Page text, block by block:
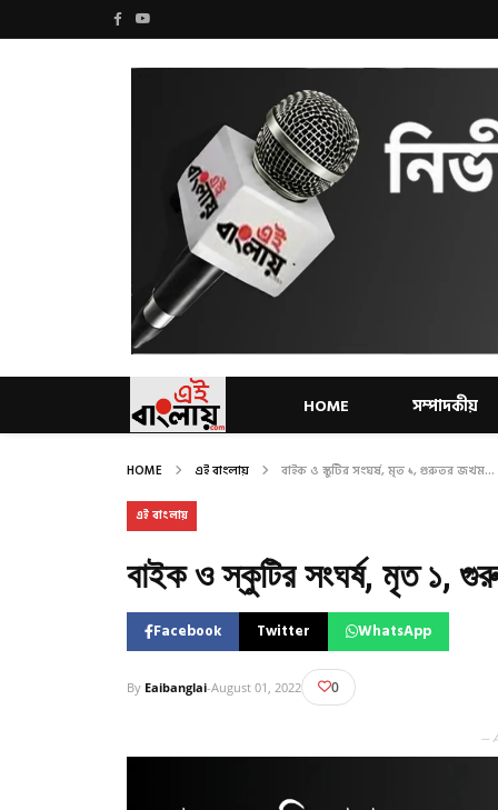
HOME সম্পাদকীয়
HOME এই বাংলায় বাইক ও স্কুটির সংঘর্ষ, মৃত ১, গুরুতর জখম...
এই বাংলায়
বাইক ও স্কুটির সংঘর্ষ, মৃত ১,
Facebook Twitter WhatsApp
By Eaibanglai-August 01, 2022 0
—